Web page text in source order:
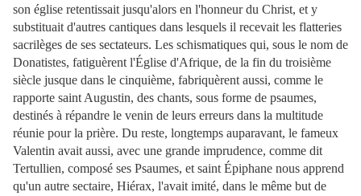
son église retentissait jusqu'alors en l'honneur du Christ, et y
substituait d'autres cantiques dans lesquels il recevait les flatteries
sacrilèges de ses sectateurs. Les schismatiques qui, sous le nom de
Donatistes, fatiguèrent l'Église d'Afrique, de la fin du troisième
siècle jusque dans le cinquième, fabriquèrent aussi, comme le
rapporte saint Augustin, des chants, sous forme de psaumes,
destinés à répandre le venin de leurs erreurs dans la multitude
réunie pour la prière. Du reste, longtemps auparavant, le fameux
Valentin avait aussi, avec une grande imprudence, comme dit
Tertullien, composé ses Psaumes, et saint Épiphane nous apprend
qu'un autre sectaire, Hiérax, l'avait imité, dans le même but de